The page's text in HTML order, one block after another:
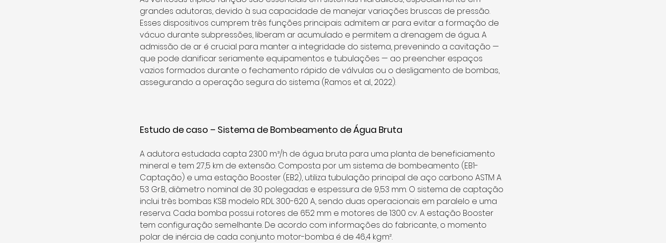
grandes adutoras, devido à sua capacidade de manejar variações bruscas de pressão.
Esses dispositivos cumprem três funções principais: admitem ar para evitar a formação de
vácuo durante subpressões, liberam ar acumulado e permitem a drenagem de água. A
admissão de ar é crucial para manter a integridade do sistema, prevenindo a cavitação —
que pode danificar seriamente equipamentos e tubulações — ao preencher espaços
vazios formados durante o fechamento rápido de válvulas ou o desligamento de bombas,
assegurando a operação segura do sistema (Ramos et al., 2022).
Estudo de caso – Sistema de Bombeamento de Água Bruta
A adutora estudada capta 2300 m³/h de água bruta para uma planta de beneficiamento
mineral e tem 27,5 km de extensão. Composta por um sistema de bombeamento (EB1-
Captação) e uma estação Booster (EB2), utiliza tubulação principal de aço carbono ASTM A
53 Gr.B, diâmetro nominal de 30 polegadas e espessura de 9,53 mm. O sistema de captação
inclui três bombas KSB modelo RDL 300-620 A, sendo duas operacionais em paralelo e uma
reserva. Cada bomba possui rotores de 652 mm e motores de 1300 cv. A estação Booster
tem configuração semelhante. De acordo com informações do fabricante, o momento
polar de inércia de cada conjunto motor-bomba é de 46,4 kg·m².